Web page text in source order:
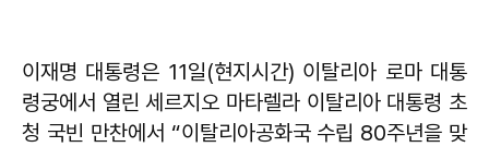
이재명 대통령은 11일(현지시간) 이탈리아 로마 대통
령궁에서 열린 세르지오 마타렐라 이탈리아 대통령 초
청 국빈 만찬에서 “이탈리아공화국 수립 80주년을 맞